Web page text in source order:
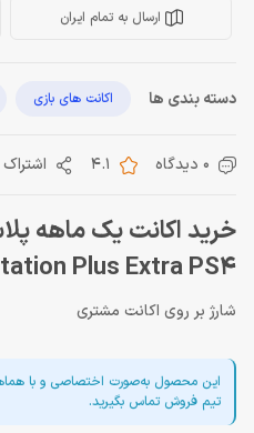
ارسال به تمام ایران
دسته بندی ها اکانت های بازی
0 دیدگاه 4.1
Plus Extra PS4
شارژ بر روی اکانت مشتری
این محصول به‌صورت اختصاصی و با
تیم فروش تماس بگیرید.